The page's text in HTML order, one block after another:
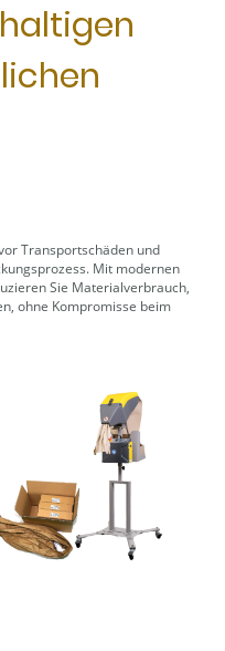
Transportschäden und
Mit modernen
Sie Materialverbrauch,
ohne Kompromisse beim